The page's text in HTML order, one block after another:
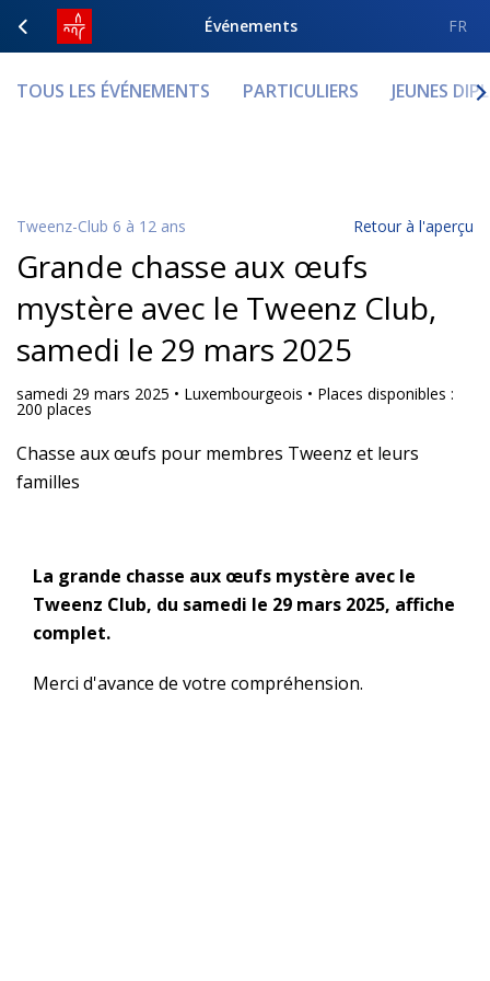
Événements FR
TOUS LES ÉVÉNEMENTS PARTICULIERS JEUNES
Retour à l'aperçu
Tweenz-Club 6 à 12 ans
Grande chasse aux œufs
mystère avec le Tweenz Club,
samedi le 29 mars 2025
samedi 29 mars 2025 • Luxembourgeois • Places disponibles :
200 places
Chasse aux œufs pour membres Tweenz et leurs
familles
La grande chasse aux œufs mystère avec le
Tweenz Club, du samedi le 29 mars 2025, affiche
complet.
Merci d'avance de votre compréhension.